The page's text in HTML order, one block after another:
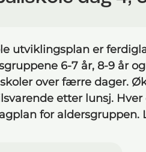
utviklingsplan er
6-7 år, 8-9 år
over færre dager.
etter lunsj.
for aldersgruppen.